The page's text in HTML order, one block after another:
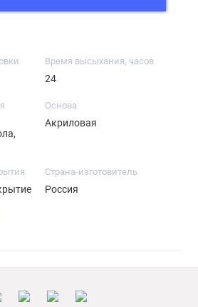
Время высыхания, часов
24
Основа
Акриловая
Страна-изготовитель
Россия